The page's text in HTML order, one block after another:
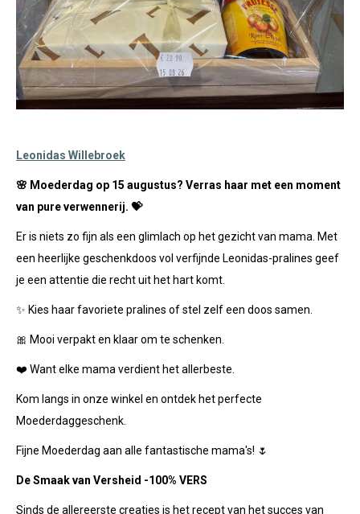
Leonidas Willebroek
🌸 Moederdag op 15 augustus? Verras haar met een moment
van pure verwennerij. 💝
Er is niets zo fijn als een glimlach op het gezicht van mama. Met
een heerlijke geschenkdoos vol verfijnde Leonidas-pralines geef
je een attentie die recht uit het hart komt.
✨ Kies haar favoriete pralines of stel zelf een doos samen.
🎀 Mooi verpakt en klaar om te schenken.
❤️ Want elke mama verdient het allerbeste.
Kom langs in onze winkel en ontdek het perfecte
Moederdaggeschenk.
Fijne Moederdag aan alle fantastische mama's! 🌷
De Smaak van Versheid -100% VERS
Sinds de allereerste creaties is het recept van het succes van